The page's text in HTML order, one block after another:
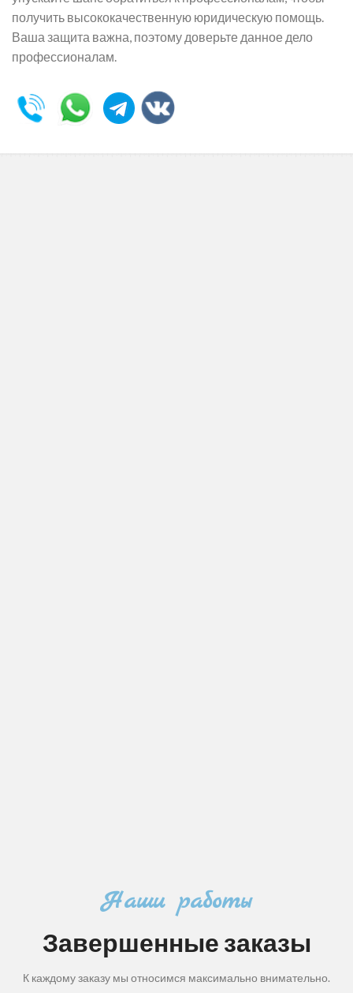
получить высококачественную юридическую помощь.
Ваша защита важна, поэтому доверьте данное дело
профессионалам.
Наши работы
Завершенные заказы
К каждому заказу мы относимся максимально внимательно.